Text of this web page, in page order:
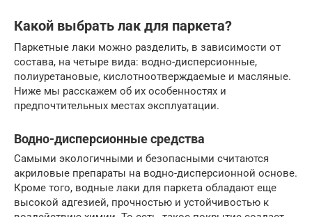
Какой выбрать лак для паркета?
Паркетные лаки можно разделить, в зависимости от
состава, на четыре вида: водно-дисперсионные,
полиуретановые, кислотноотверждаемые и масляные.
Ниже мы расскажем об их особенностях и
предпочтительных местах эксплуатации.
Водно-дисперсионные средства
Самыми экологичными и безопасными считаются
акриловые препараты на водно-дисперсионной основе.
Кроме того, водные лаки для паркета обладают еще
высокой адгезией, прочностью и устойчивостью к